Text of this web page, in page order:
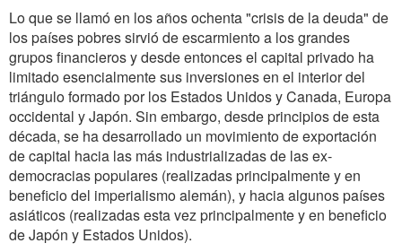
Lo que se llamó en los años ochenta "crisis de la deuda" de
los países pobres sirvió de escarmiento a los grandes
grupos financieros y desde entonces el capital privado ha
limitado esencialmente sus inversiones en el interior del
triángulo formado por los Estados Unidos y Canada, Europa
occidental y Japón. Sin embargo, desde principios de esta
década, se ha desarrollado un movimiento de exportación
de capital hacia las más industrializadas de las ex-
democracias populares (realizadas principalmente y en
beneficio del imperialismo alemán), y hacia algunos países
asiáticos (realizadas esta vez principalmente y en beneficio
de Japón y Estados Unidos).